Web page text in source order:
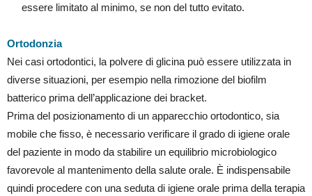
essere limitato al minimo, se non del tutto evitato.
Ortodonzia
Nei casi ortodontici, la polvere di glicina può essere utilizzata in
diverse situazioni, per esempio nella rimozione del biofilm
batterico prima dell’applicazione dei bracket.
Prima del posizionamento di un apparecchio ortodontico, sia
mobile che fisso, è necessario verificare il grado di igiene orale
del paziente in modo da stabilire un equilibrio microbiologico
favorevole al mantenimento della salute orale. È indispensabile
quindi procedere con una seduta di igiene orale prima della terapia